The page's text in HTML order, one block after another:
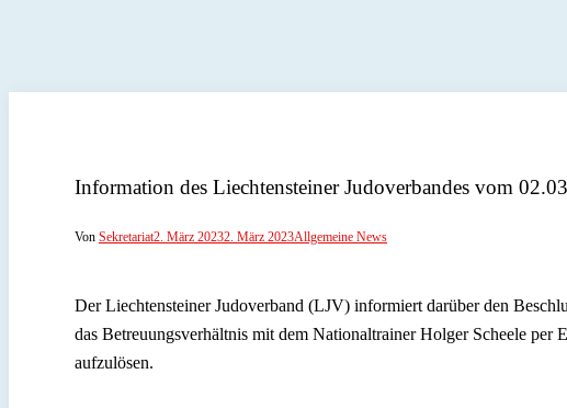
Information des Liechtensteiner Judoverbandes vom
Von Sekretariat2. März 20232. März 2023Allgemeine News
Der Liechtensteiner Judoverband (LJV) informiert darüber den
das Betreuungsverhältnis mit dem Nationaltrainer Holger Scheele per
aufzulösen.